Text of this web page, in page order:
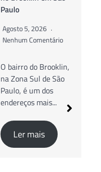
Paulo
Agosto 5, 2026
Nenhum Comentário
O bairro do Brooklin,
na Zona Sul de São
Paulo, é um dos
endereços mais...
Ler mais